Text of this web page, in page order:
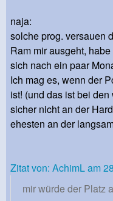
naja:
solche prog. versauen
Ram mir ausgeht,
sich nach ein paar
Ich mag es, wenn der
ist! (und das ist bei
sicher nicht an der
ehesten an der
Zitat von: AchimL am
mir würde der Platz